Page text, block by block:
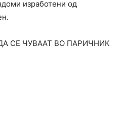
изработени од
СЕ ЧУВААТ ВО ПАРИЧНИК